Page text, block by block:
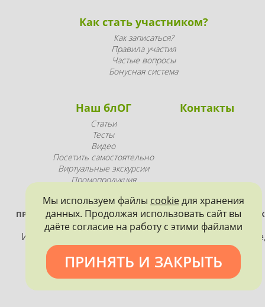
Как стать участником?
Как записаться?
Правила участия
Частые вопросы
Бонусная система
Наш блОГ
Статьи
Тесты
Видео
Посетить самостоятельно
Виртуальные экскурсии
Промопродукция
Контакты
ПРОЕКТ РЕАЛИЗУЕТСЯ ПРИ ПОДДЕРЖКЕ ПРАВИТЕЛЬСТВА
ПЕТЕРБУРГА
Использование материалов, размещенных на
допускается только с согласия правообладателя и
обязательной ссылкой на источник информации.
Мы используем файлы cookieдля хранения
данных. Продолжая использовать сайт вы
даёте согласие на работу с этими файлами
ПРИНЯТЬ И ЗАКРЫТЬ